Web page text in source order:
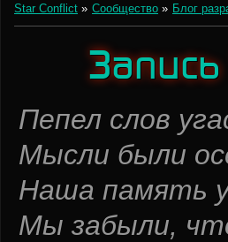
Star Conflict » Сообщество » Блог
Пепел слов
Мысли были
Наша память
Мы забыли,